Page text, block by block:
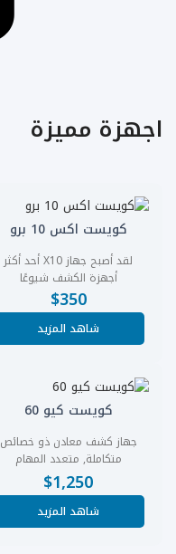
اجهزة مميزة
كويست اكس 10 برو
شاهد المزيد
$350
لقد أصبح جهاز X10 أحد أكثر
أجهزة الكشف شيوعًا
كويست كيو 60
شاهد المزيد
$1,250
جهاز كشف معادن ذو خصائص
متكاملة, متعدد المهام
والوظائف